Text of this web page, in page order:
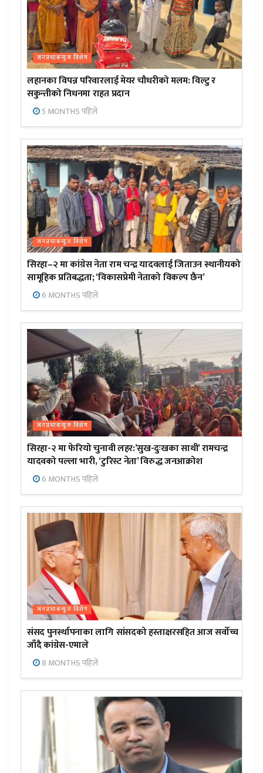
जनप्रभाबन्युज विशेष
लहानका विपन्न परिवारलाई मेयर चौधरीको मलम: विल्टु र
सकुन्तीको निधनमा राहत प्रदान
5 MONTHS पहिले
जनप्रभाबन्युज विशेष
सिरहा–२ मा कांग्रेस नेता राम चन्द्र यादवलाई जिताउन स्थानीयको
सामूहिक प्रतिबद्धता; ‘विकासप्रेमी नेताको विकल्प छैन’
6 MONTHS पहिले
जनप्रभाबन्युज विशेष
सिरहा-२ मा फेरियो चुनावी लहर:’सुख-दुःखका साथी’ रामचन्द्र
यादवको पल्ला भारी, ‘टुरिस्ट नेता’ विरुद्ध जनआक्रोश
6 MONTHS पहिले
जनप्रभाबन्युज विशेष
संसद पुनर्स्थापनाका लागि सांसदको हस्ताक्षरसहित आज सर्वोच्च
जाँदै कांग्रेस-एमाले
8 MONTHS पहिले